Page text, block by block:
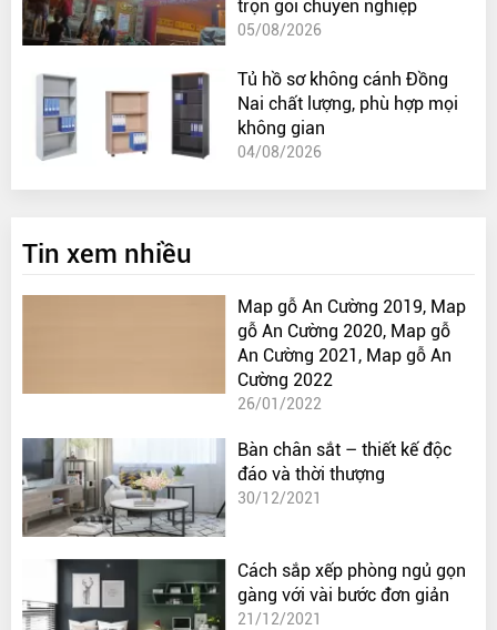
trọn gói chuyên nghiệp
05/08/2026
Tủ hồ sơ không cánh Đồng
Nai chất lượng, phù hợp mọi
không gian
04/08/2026
Tin xem nhiều
Map gỗ An Cường 2019, Map
gỗ An Cường 2020, Map gỗ
An Cường 2021, Map gỗ An
Cường 2022
26/01/2022
Bàn chân sắt – thiết kế độc
đáo và thời thượng
30/12/2021
Cách sắp xếp phòng ngủ gọn
gàng với vài bước đơn giản
21/12/2021